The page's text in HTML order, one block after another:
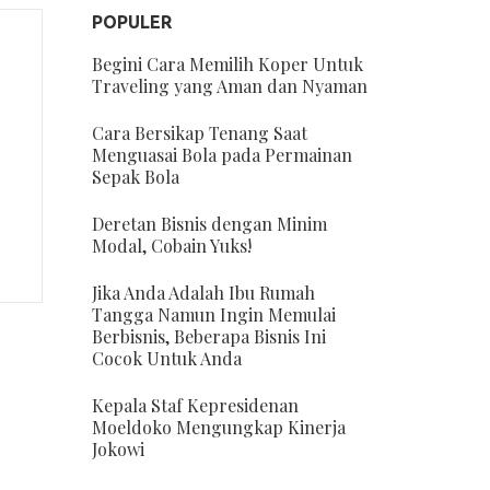
POPULER
Begini Cara Memilih Koper Untuk
Traveling yang Aman dan Nyaman
Cara Bersikap Tenang Saat
Menguasai Bola pada Permainan
Sepak Bola
Deretan Bisnis dengan Minim
Modal, Cobain Yuks!
Jika Anda Adalah Ibu Rumah
Tangga Namun Ingin Memulai
Berbisnis, Beberapa Bisnis Ini
Cocok Untuk Anda
Kepala Staf Kepresidenan
Moeldoko Mengungkap Kinerja
Jokowi